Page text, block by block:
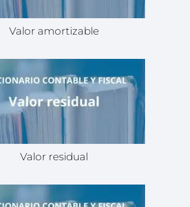
Valor amortizable
Valor residual